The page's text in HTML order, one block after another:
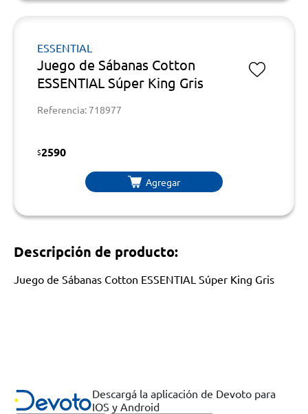
ESSENTIAL
Juego de Sábanas Cotton
ESSENTIAL Súper King Gris
Referencia: 718977
$2590
Agregar
Descripción de producto:
Juego de Sábanas Cotton ESSENTIAL Súper King Gris
Descargá la aplicación de Devoto para
IOS y Android